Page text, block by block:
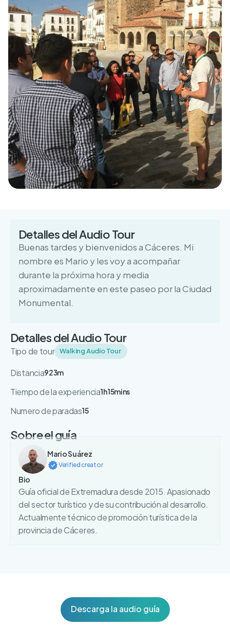
Detalles del Audio Tour
Buenas tardes y bienvenidos a Cáceres. Mi
nombre es Mario y les voy a acompañar
durante la próxima hora y media
aproximadamente en este paseo por la Ciudad
Monumental.
Detalles del Audio Tour
Tipo de tour Walking Audio Tour
Distancia923m
Tiempo de la experiencia1h 15mins
Numero de paradas15
Sobre el guía
Mario Suárez
Verified creator
Bio
Guía oficial de Extremadura desde 2015. Apasionado
del sector turístico y de su contribución al desarrollo.
Actualmente técnico de promoción turística de la
provincia de Cáceres.
Descarga la audio guía